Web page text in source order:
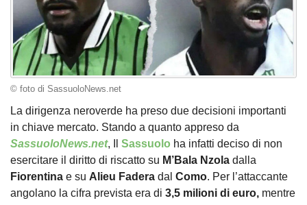
© foto di SassuoloNews.net
La dirigenza neroverde ha preso due decisioni importanti
in chiave mercato. Stando a quanto appreso da
SassuoloNews.net, Il Sassuolo ha infatti deciso di non
esercitare il diritto di riscatto su M’Bala Nzola dalla
Fiorentina e su Alieu Fadera dal Como. Per l’attaccante
angolano la cifra prevista era di 3,5 milioni di euro, mentre